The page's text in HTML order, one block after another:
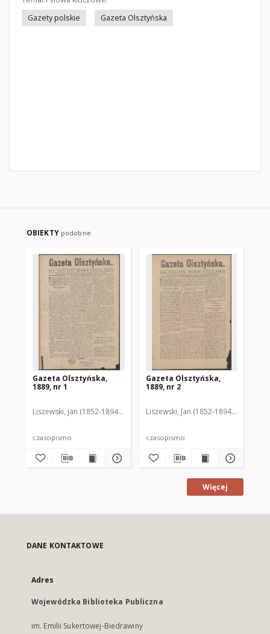
Gazety polskie
Gazeta Olsztyńska
OBIEKTY podobne
Gazeta Olsztyńska,
1889, nr 1
Liszewski, Jan (1852-1894). Red.
czasopismo
Gazeta Olsztyńska,
1889, nr 2
Liszewski, Jan (1852-1894). Red.
czasopismo
Więcej
DANE KONTAKTOWE
Adres
Wojewódzka Biblioteka Publiczna
im. Emilii Sukertowej-Biedrawiny